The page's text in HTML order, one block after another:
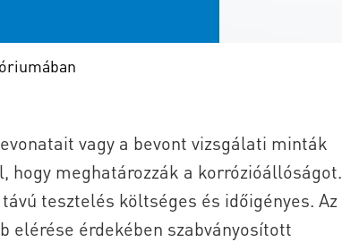
vagy a bevont vizsgálati minták
meghatározzák a korrózióállóságot.
tesztelés költséges és időigényes. Az
elérése érdekében szabványosított